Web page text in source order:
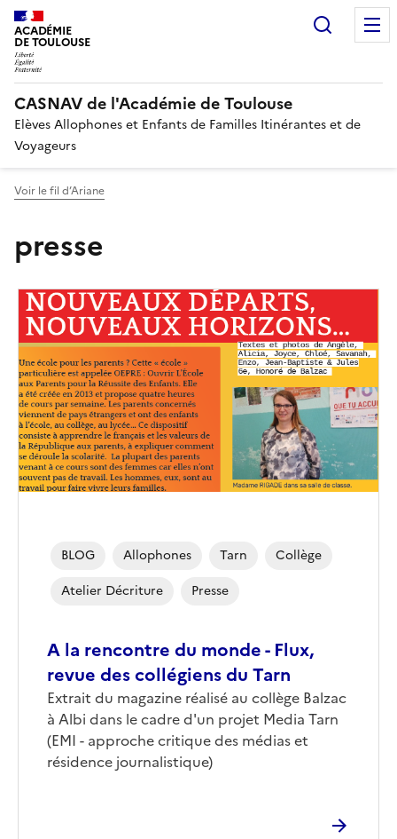
ACADÉMIE
DE TOULOUSE
CASNAV de l'Académie de Toulouse
Elèves Allophones et Enfants de Familles Itinérantes et de
Voyageurs
Voir le fil d’Ariane
presse
A la rencontre du monde - Flux,
revue des collégiens du Tarn
Corps
Extrait du magazine réalisé au collège Balzac
à Albi dans le cadre d'un projet Media Tarn
(EMI - approche critique des médias et
résidence journalistique)
BLOG Allophones Tarn
Collège
Atelier Décriture
Presse
Image
de
couverture
(conseillée)